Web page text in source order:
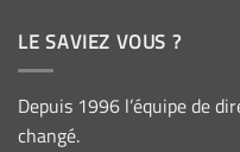
LE SAVIEZ VOUS ?
Depuis 1996 l’équipe de
changé.